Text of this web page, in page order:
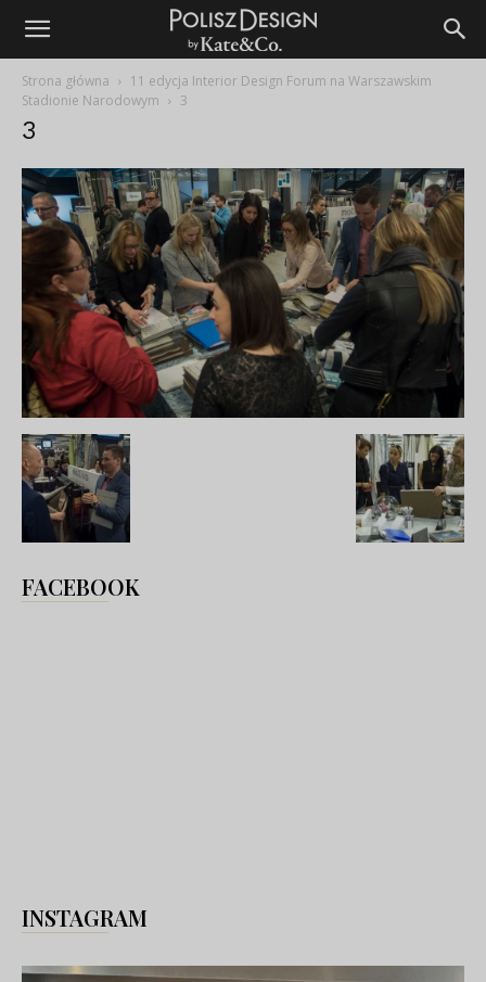
Strona główna
11 edycja Interior Design Forum na Warszawskim
Stadionie Narodowym
3
3
FACEBOOK
INSTAGRAM